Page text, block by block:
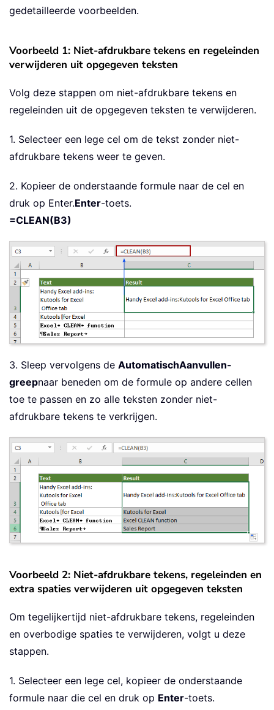
gedetailleerde voorbeelden.
Voorbeeld 1: Niet-afdrukbare tekens en regeleinden
verwijderen uit opgegeven teksten
Volg deze stappen om niet-afdrukbare tekens en
regeleinden uit de opgegeven teksten te verwijderen.
1. Selecteer een lege cel om de tekst zonder niet-
afdrukbare tekens weer te geven.
2. Kopieer de onderstaande formule naar de cel en
druk op Enter.Enter-toets.
=CLEAN(B3)
3. Sleep vervolgens de AutomatischAanvullen-
greepnaar beneden om de formule op andere cellen
toe te passen en zo alle teksten zonder niet-
afdrukbare tekens te verkrijgen.
Voorbeeld 2: Niet-afdrukbare tekens, regeleinden en
extra spaties verwijderen uit opgegeven teksten
Om tegelijkertijd niet-afdrukbare tekens, regeleinden
en overbodige spaties te verwijderen, volgt u deze
stappen.
1. Selecteer een lege cel, kopieer de onderstaande
formule naar die cel en druk op Enter-toets.